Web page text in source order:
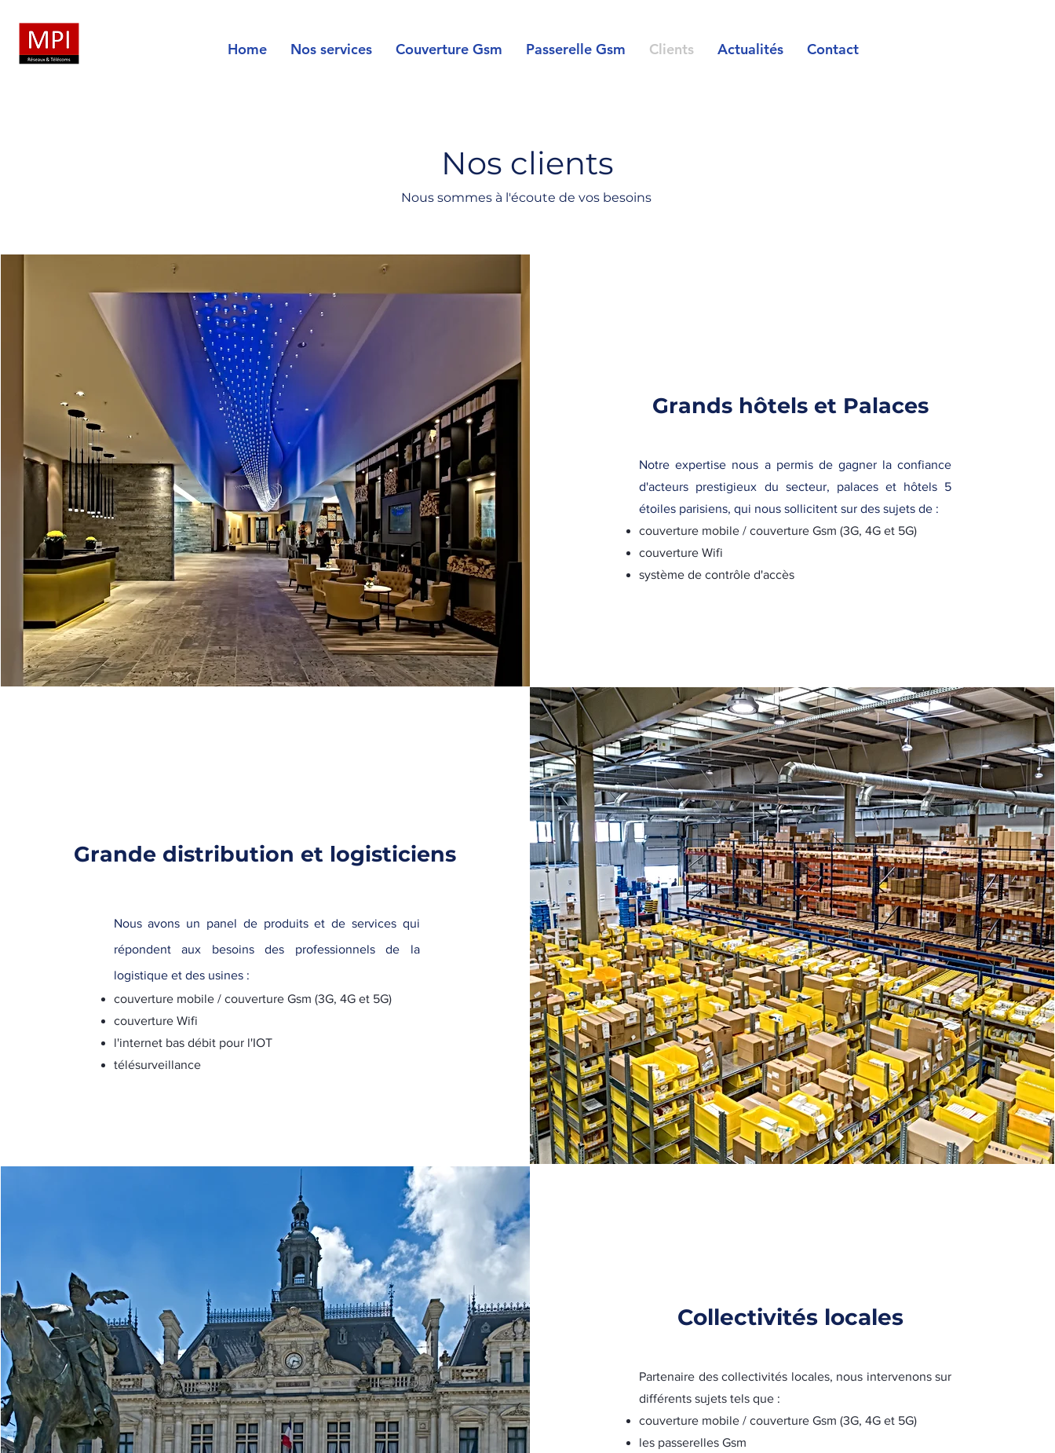
Home Nos services Couverture Gsm Passerelle Gsm Clients Actualités Contact
Nos clients
Nous sommes à l'écoute de vos besoins
Grands hôtels et Palaces
Notre expertise nous a permis de gagner la confiance
d'acteurs prestigieux du secteur, palaces et hôtels 5
étoiles parisiens, qui nous sollicitent sur des sujets de :
couverture mobile / couverture Gsm (3G, 4G et 5G)
couverture Wifi
système de contrôle d'accès
Grande distribution et logisticiens
Nous avons un panel de produits et de services qui
répondent aux besoins des professionnels de la
logistique et des usines :
couverture mobile / couverture Gsm (3G, 4G et 5G)
couverture Wifi
l'internet bas débit pour l'IOT
télésurveillance
Collectivités locales
Partenaire des collectivités locales, nous intervenons sur
différents sujets tels que :
couverture mobile / couverture Gsm (3G, 4G et 5G)
les passerelles Gsm